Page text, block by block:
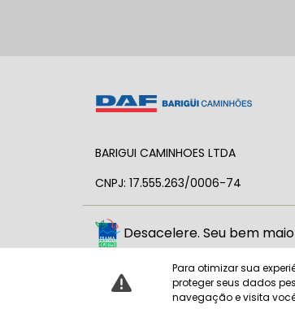
BARIGUI CAMINHOES LTDA
CNPJ: 17.555.263/0006-74
Desacelere. Seu bem
Para otimizar sua
proteger seus dados
navegação e visita